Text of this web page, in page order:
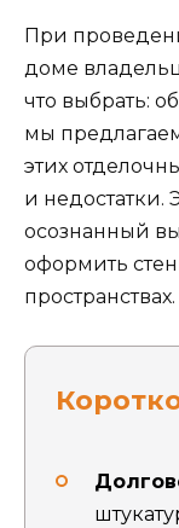
При
доме
что выбрать:
мы
этих
и недостатки.
осознанный
оформить
пространствах.